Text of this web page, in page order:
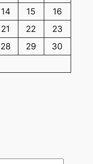
14 15
16
21 22
23
28 29
30